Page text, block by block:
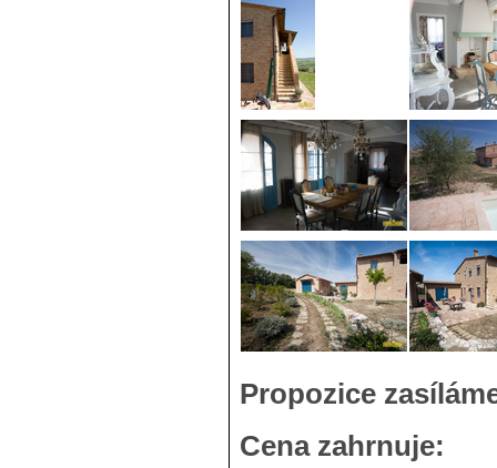
Propozice
Cena zahrnuje: